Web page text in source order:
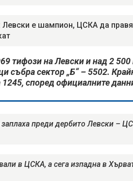
Левски е шампион, ЦСКА да
тифози на Левски и над 2 500
събра сектор „Б“ – 5502.
1245, според официалните
преди дербито Левски –
в ЦСКА, а сега изпадна в